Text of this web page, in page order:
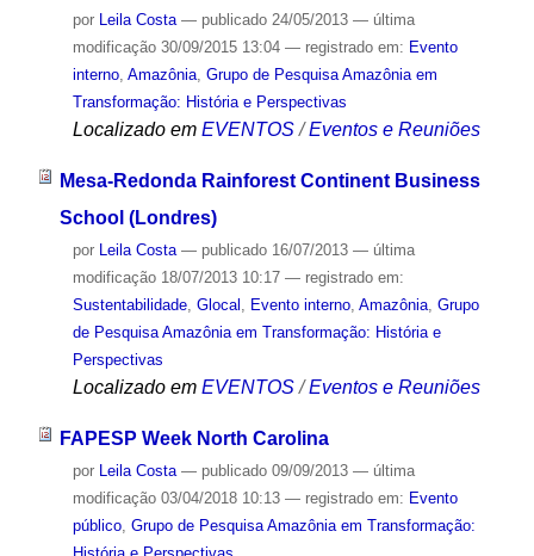
por Leila Costa — publicado24/05/2013 — última
modificação30/09/2015 13:04 — registrado em: Evento
interno, Amazônia, Grupo de Pesquisa Amazônia em
Transformação: História e Perspectivas
Localizado em EVENTOS /Eventos e Reuniões
Mesa-Redonda Rainforest Continent Business
School (Londres)
por Leila Costa — publicado16/07/2013 — última
modificação18/07/2013 10:17 — registrado em:
Sustentabilidade, Glocal Evento interno, Amazônia, Grupo
de Pesquisa Amazônia em Transformação: História e
Perspectivas
Localizado em EVENTOS /Eventos e Reuniões
FAPESP Week North Carolina
por Leila Costa — publicado09/09/2013 — última
modificação03/04/2018 10:13 — registrado em: Evento
público, Grupo de Pesquisa Amazônia em Transformação: